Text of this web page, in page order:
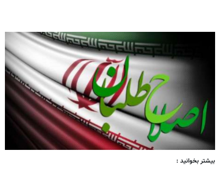
بیشتر بخوانید :